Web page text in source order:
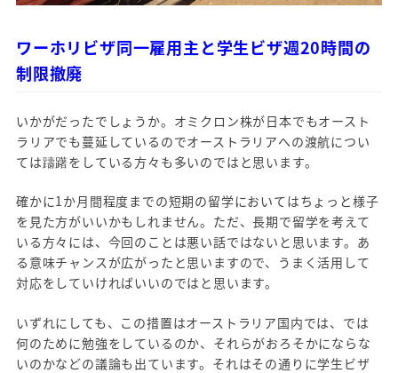
ワーホリビザ同一雇用主と学生ビザ週20時間の
制限撤廃
いかがだったでしょうか。オミクロン株が日本でもオースト
ラリアでも蔓延しているのでオーストラリアへの渡航につい
ては躊躇をしている方々も多いのではと思います。
確かに1か月間程度までの短期の留学においてはちょっと様子
を見た方がいいかもしれません。ただ、長期で留学を考えて
いる方々には、今回のことは悪い話ではないと思います。あ
る意味チャンスが広がったと思いますので、うまく活用して
対応をしていければいいのではと思います。
いずれにしても、この措置はオーストラリア国内では、では
何のために勉強をしているのか、それらがおろそかにならな
いのかなどの議論も出ています。それはその通りに学生ビザ